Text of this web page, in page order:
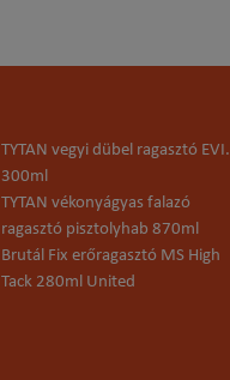
TYTAN vegyi dübel ragasztó EVI.
300ml
TYTAN vékonyágyas falazó
ragasztó pisztolyhab 870ml
Brutál Fix erőragasztó MS High
Tack 280ml United